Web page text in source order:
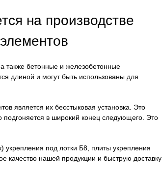
на производстве
бетонные и железобетонные
длиной и могут быть использованы для
является их бесстыковая установка. Это
подгоняется в широкий конец следующего. Это
укрепления под лотки Б8, плиты укрепления
качество нашей продукции и быструю доставку